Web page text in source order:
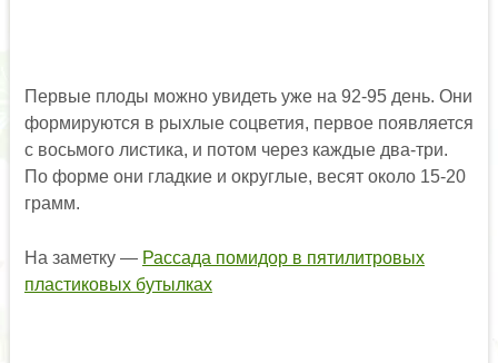
Первые плоды можно увидеть уже на 92-95 день. Они
формируются в рыхлые соцветия, первое появляется
с восьмого листика, и потом через каждые два-три.
По форме они гладкие и округлые, весят около 15-20
грамм.
На заметку — Рассада помидор в пятилитровых
пластиковых бутылках